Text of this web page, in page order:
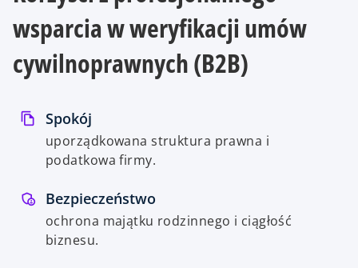
wsparcia w weryfikacji umów
cywilnoprawnych (B2B)
Spokój
uporządkowana struktura prawna i
podatkowa firmy.
Bezpieczeństwo
ochrona majątku rodzinnego i ciągłość
biznesu.